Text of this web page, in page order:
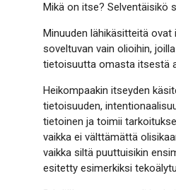
Mikä on itse? Selventäisikö
Minuuden lähikäsitteitä
soveltuvan vain olioihin,
tietoisuutta omasta itsestä
Heikompaakin itseyden
tietoisuuden,
tietoinen ja toimii
vaikka ei välttämättä
vaikka siltä puuttuisikin
esitetty esimerkiksi